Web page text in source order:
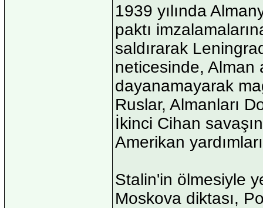
1939 yılında
paktı
saldırarak
neticesinde, Alman
dayanamayarak
Ruslar, Almanları
İkinci Cihan
Amerikan
Stalin'in ölmesiyle
Moskova diktası,